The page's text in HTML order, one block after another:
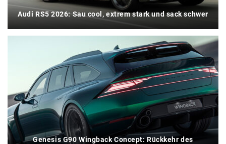
Audi RS5 2026: Sau cool, extrem stark und sack schwer
Genesis G90 Wingback Concept: Rückkehr des